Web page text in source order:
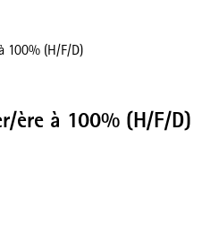
100% (H/F/D)
ère à 100% (H/F/D)